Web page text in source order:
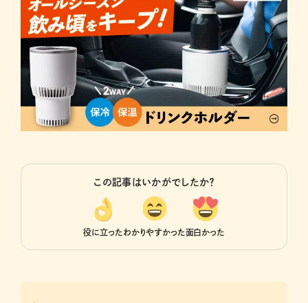
この記事はいかがでしたか？
役に立ったわかりやすかった面白かった